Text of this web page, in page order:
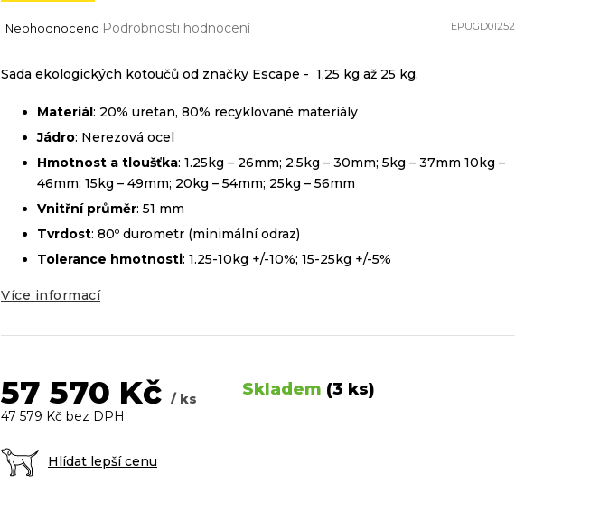
EPUGD01252
Průměrné
je
hvězdiček.
Neohodnoceno Podrobnosti hodnocení
57 570 Kč / ks Skladem (3 ks)
Hlídat lepší cenu
47 579 Kč bez DPH
Sada ekologických kotoučů od značky Escape - 1,25 kg až 25 kg.
Materiál: 20% uretan, 80% recyklované materiály
Jádro: Nerezová ocel
Hmotnost a tloušťka: 1.25kg – 26mm; 2.5kg – 30mm; 5kg – 37mm 10kg –
46mm; 15kg – 49mm; 20kg – 54mm; 25kg – 56mm
Vnitřní průměr: 51 mm
Tvrdost: 80º durometr (minimální odraz)
Tolerance hmotnosti: 1.25-10kg +/-10%; 15-25kg +/-5%
Více informací